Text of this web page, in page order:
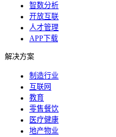
智数分析
开放互联
人才管理
APP下载
解决方案
制造行业
互联网
教育
零售餐饮
医疗健康
地产物业